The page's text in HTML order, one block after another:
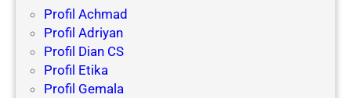
Profil Achmad
Profil Adriyan
Profil Dian CS
Profil Etika
Profil Gemala